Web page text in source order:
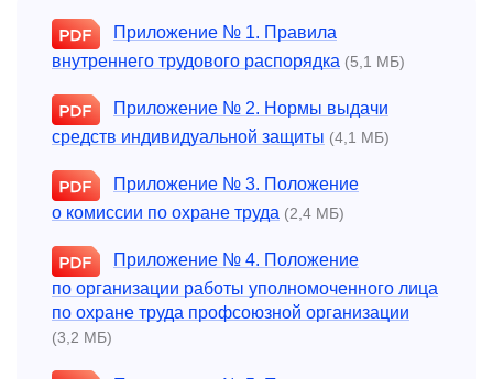
Приложение № 1. Правила
внутреннего трудового распорядка (5,1 МБ)
Приложение № 2. Нормы выдачи
средств индивидуальной защиты (4,1 МБ)
Приложение № 3. Положение
о комиссии по охране труда (2,4 МБ)
Приложение № 4. Положение
по организации работы уполномоченного лица
по охране труда профсоюзной организации
(3,2 МБ)